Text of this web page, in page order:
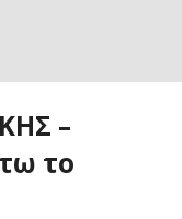
–
το